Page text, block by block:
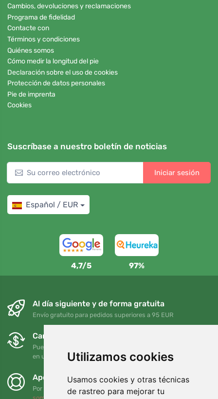
Utilizamos cookies
Usamos cookies y otras técnicas
de rastreo para mejorar tu
Cambios, devoluciones y reclamaciones
Programa de fidelidad
Contacte con
Términos y condiciones
Quiénes somos
Cómo medir la longitud del pie
Declaración sobre el uso de cookies
Protección de datos personales
Pie de imprenta
Cookies
Suscríbase a nuestro boletín de noticias
Iniciar sesión
Español / EUR
4,7/5 97%
Al día siguiente y de forma gratuita
Envío gratuito para pedidos superiores a 95 EUR
Cambios y devoluciones gratuitos
Puede devolver o cambiar su pedido en cualquier momento
en un plazo de 90 días
Apoyamos a Trees.org
Por cada pedido plantamos un árbol. Leer más